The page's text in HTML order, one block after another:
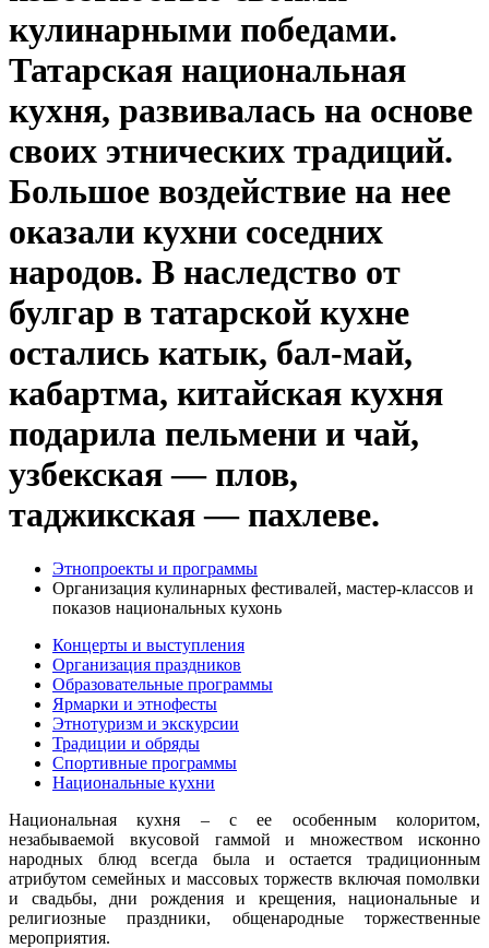
кулинарными победами.
Татарская национальная
кухня, развивалась на основе
своих этнических традиций.
Большое воздействие на нее
оказали кухни соседних
народов. В наследство от
булгар в татарской кухне
остались катык, бал-май,
кабартма, китайская кухня
подарила пельмени и чай,
узбекская — плов,
таджикская — пахлеве.
Этнопроекты и программы
Организация кулинарных фестивалей, мастер-классов и
показов национальных кухонь
Концерты и выступления
Организация праздников
Образовательные программы
Ярмарки и этнофесты
Этнотуризм и экскурсии
Традиции и обряды
Спортивные программы
Национальные кухни
Национальная кухня – с ее особенным колоритом,
незабываемой вкусовой гаммой и множеством исконно
народных блюд всегда была и остается традиционным
атрибутом семейных и массовых торжеств включая помолвки
и свадьбы, дни рождения и крещения, национальные и
религиозные праздники, общенародные торжественные
мероприятия.